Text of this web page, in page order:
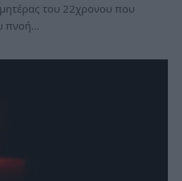
του 22χρονου που
πνοή…